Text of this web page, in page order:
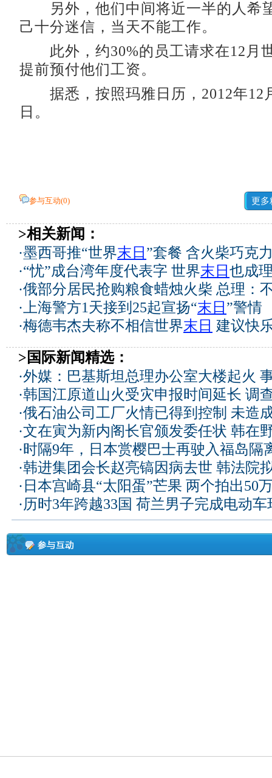
另外，他们中间将近一半的人希
己十分迷信，当天不能工作。
此外，约30%的员工请求在12月
提前预付他们工资。
据悉，按照玛雅日历，2012年12
日。
参与互动(0) 更多
>相关新闻：
·墨西哥推“世界末日 ”套餐 含火柴巧克
·“忧”成台湾年度代表字 世界末日 也成
·俄部分居民抢购粮食蜡烛火柴 总理：
·上海警方1天接到25起宣扬“末日 ”警情
·梅德韦杰夫称不相信世界末日 建议快
>国际新闻精选：
·外媒：巴基斯坦总理办公室大楼起火
·韩国江原道山火受灾申报时间延长 调
·俄石油公司工厂火情已得到控制 未造
·文在寅为新内阁长官颁发委任状 韩在
·时隔9年，日本赏樱巴士再驶入福岛隔
·韩进集团会长赵亮镐因病去世 韩法院
· 日本宫崎县“太阳蛋”芒果 两个拍出50
·历时3年跨越33国 荷兰男子完成电动车